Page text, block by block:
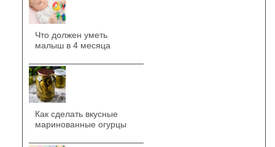
Что должен уметь
малыш в 4 месяца
Как сделать вкусные
маринованные огурцы